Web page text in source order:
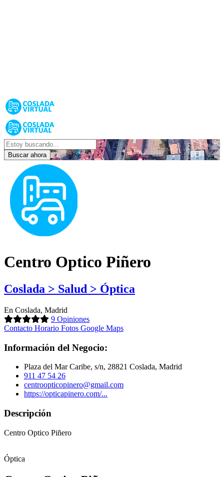
Buscar ahora
Centro Optico Piñero
Coslada > Salud > Óptica
En Coslada, Madrid
9 Opiniones
Contacto Horario Fotos Google Maps
Información del Negocio:
Plaza del Mar Caribe, s/n, 28821 Coslada, Madrid
911 47 54 26
centroopticopinero@gmail.com
https://opticapinero.com/...
Descripción
Centro Optico Piñero
Óptica